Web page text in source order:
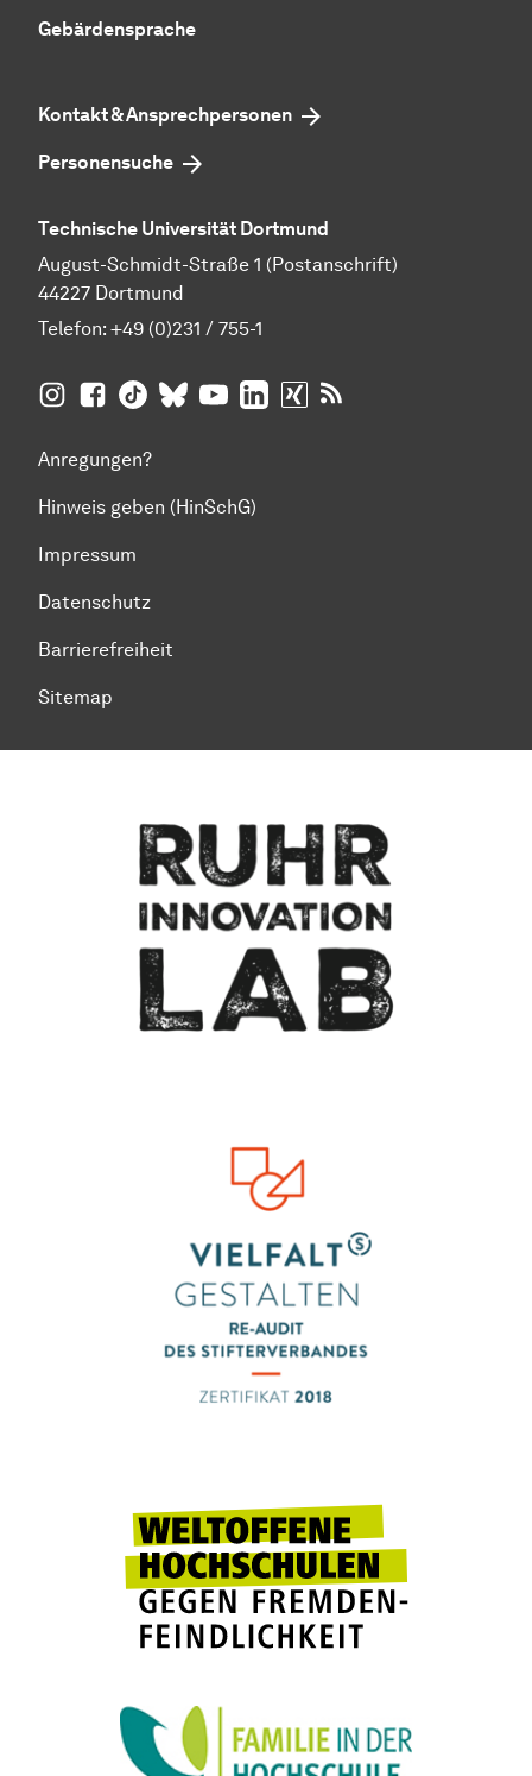
Gebärdensprache
Kontakt & Ansprechpersonen
Personensuche
Technische Universität Dortmund
August-Schmidt-Straße 1 (Postanschrift)
44227 Dortmund
Telefon: +49 (0)231 / 755-1
TU Dortmund aufInsta­gram
TU Dortmund auf Facebook
TU Dortmund auf TikTok
TU Dortmund auf BlueSky
TU Dortmund auf YouTube
TU Dortmund auf LinkedIn
TU Dortmund auf XING
Anregungen?
Hinweis geben (HinSchG)
Impressum
Datenschutz
Barrierefreiheit
Sitemap